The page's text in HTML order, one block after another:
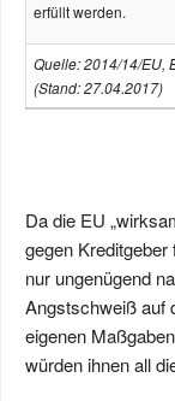
erfüllt werden.
Quelle: 2014/14/EU,
(Stand: 27.04.2017)
Da die EU
gegen
nur ungenügend
Angstschweiß auf
eigenen
würden ihnen all